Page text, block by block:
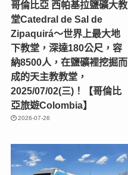
哥倫比亞 西帕基拉鹽礦大教
堂Catedral de Sal de
Zipaquirá～世界上最大地
下教堂，深達180公尺，容
納8500人，在鹽礦裡挖掘而
成的天主教教堂，
2025/07/02(三)！【哥倫比
亞旅遊Colombia】
2026-07-26